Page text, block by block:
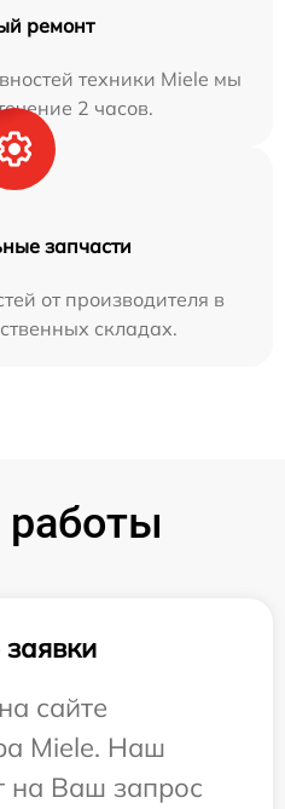
ремонт
техники Miele мы
2 часов.
запчасти
от производителя в
складах.
сайте
Miele. Наш
на Ваш запрос